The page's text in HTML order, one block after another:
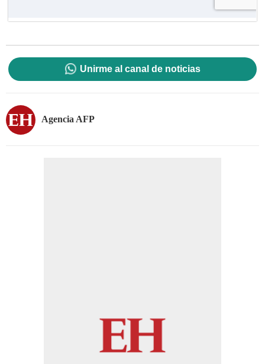
Unirme al canal de noticias
Agencia AFP